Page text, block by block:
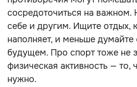
сосредоточиться на важном.
себе и другим. Ищите отдых,
наполняет, и меньше
будущем. Про спорт тоже не
физическая активность — то,
нужно.